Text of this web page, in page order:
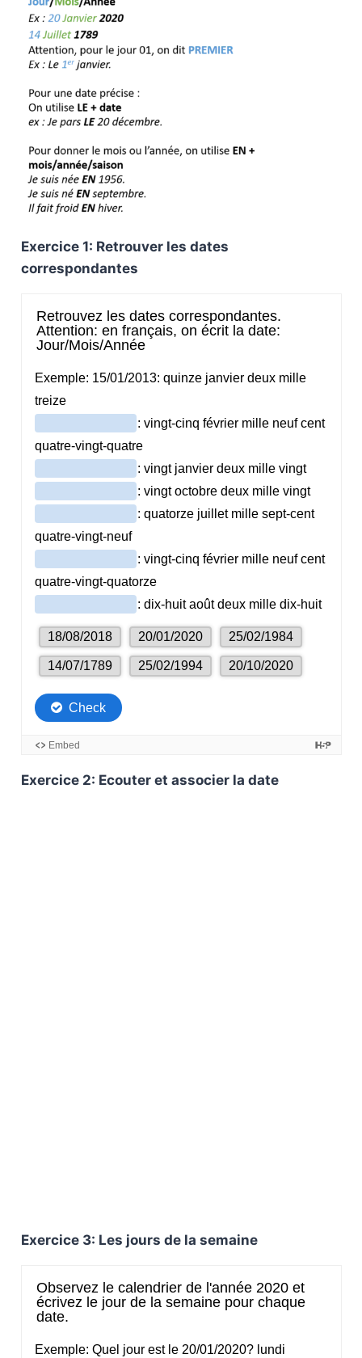
Exercice 1: Retrouver les dates
correspondantes
Exercice 2: Ecouter et associer la date
Exercice 3: Les jours de la semaine